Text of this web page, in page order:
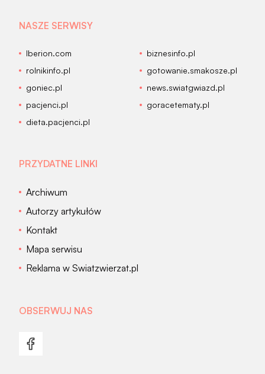
NASZE SERWISY
Iberion.com
biznesinfo.pl
rolnikinfo.pl
gotowanie.smakosze.pl
goniec.pl
news.swiatgwiazd.pl
pacjenci.pl
goracetematy.pl
dieta.pacjenci.pl
PRZYDATNE LINKI
Archiwum
Autorzy artykułów
Kontakt
Mapa serwisu
Reklama w Swiatzwierzat.pl
OBSERWUJ NAS